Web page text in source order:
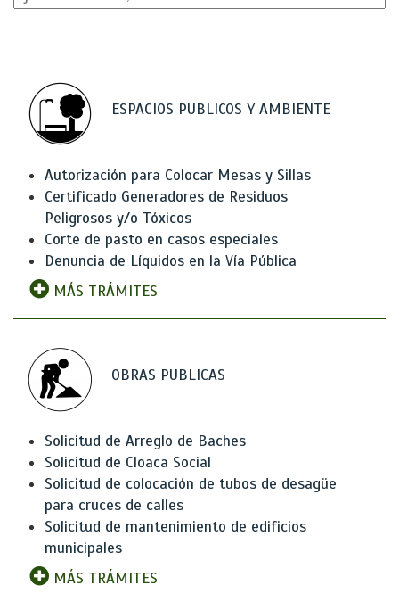
ESPACIOS PUBLICOS Y AMBIENTE
Autorización para Colocar Mesas y Sillas
Certificado Generadores de Residuos
Peligrosos y/o Tóxicos
Corte de pasto en casos especiales
Denuncia de Líquidos en la Vía Pública
MÁS TRÁMITES
OBRAS PUBLICAS
Solicitud de Arreglo de Baches
Solicitud de Cloaca Social
Solicitud de colocación de tubos de desagüe
para cruces de calles
Solicitud de mantenimiento de edificios
municipales
MÁS TRÁMITES